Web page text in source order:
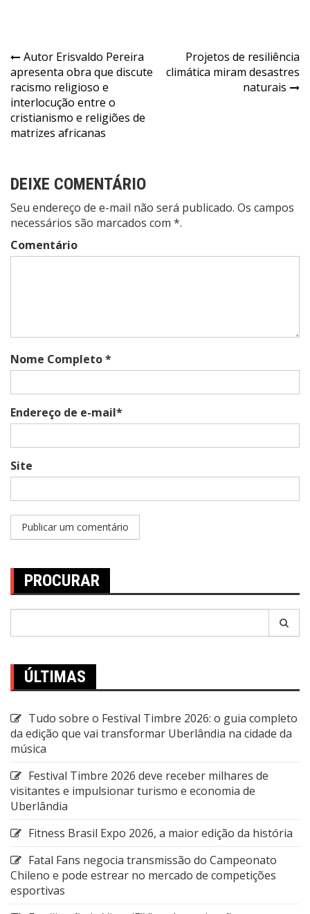
Navegação
de
Post
Autor Erisvaldo Pereira
apresenta obra que discute
racismo religioso e
interlocução entre o
cristianismo e religiões de
matrizes africanas
Projetos de resiliência
climática miram desastres
naturais
DEIXE COMENTÁRIO
Seu endereço de e-mail não será publicado. Os campos
necessários são marcados com *.
Comentário
Nome Completo *
Endereço de e-mail*
Site
PROCURAR
ÚLTIMAS
Tudo sobre o Festival Timbre 2026: o guia completo
da edição que vai transformar Uberlândia na cidade da
música
Festival Timbre 2026 deve receber milhares de
visitantes e impulsionar turismo e economia de
Uberlândia
Fitness Brasil Expo 2026, a maior edição da história
Fatal Fans negocia transmissão do Campeonato
Chileno e pode estrear no mercado de competições
esportivas